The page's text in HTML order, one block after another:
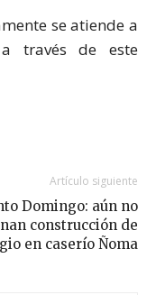
se atiende a
través de este
Artículo siguiente
Domingo: aún no
construcción de
en caserío Ñoma